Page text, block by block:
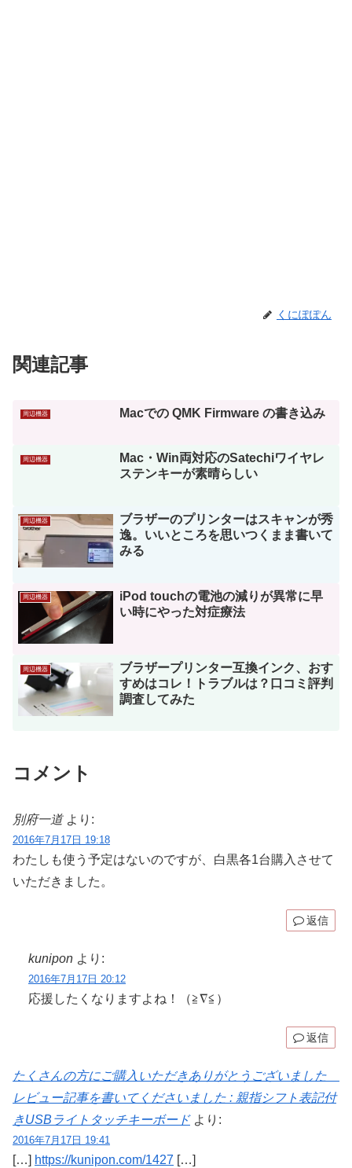
くにぽぽん
関連記事
周辺機器 Macでの QMK Firmware の書き込み
周辺機器
Mac・Win両対応のSatechiワイヤレ
ステンキーが素晴らしい
周辺機器
ブラザーのプリンターはスキャンが秀
逸。いいところを思いつくまま書いて
みる
周辺機器
iPod touchの電池の減りが異常に早
い時にやった対症療法
周辺機器
ブラザープリンター互換インク、おす
すめはコレ！トラブルは？口コミ評判
調査してみた
コメント
別府一道 より:
2016年7月17日 19:18
わたしも使う予定はないのですが、白黒各1台購入させて
いただきました。
返信
kunipon より:
2016年7月17日 20:12
応援したくなりますよね！（≧∇≦）
返信
たくさんの方にご購入いただきありがとうございました
レビュー記事を書いてくださいました : 親指シフト表記付
きUSBライトタッチキーボード より:
2016年7月17日 19:41
[…] https://kunipon.com/1427 […]